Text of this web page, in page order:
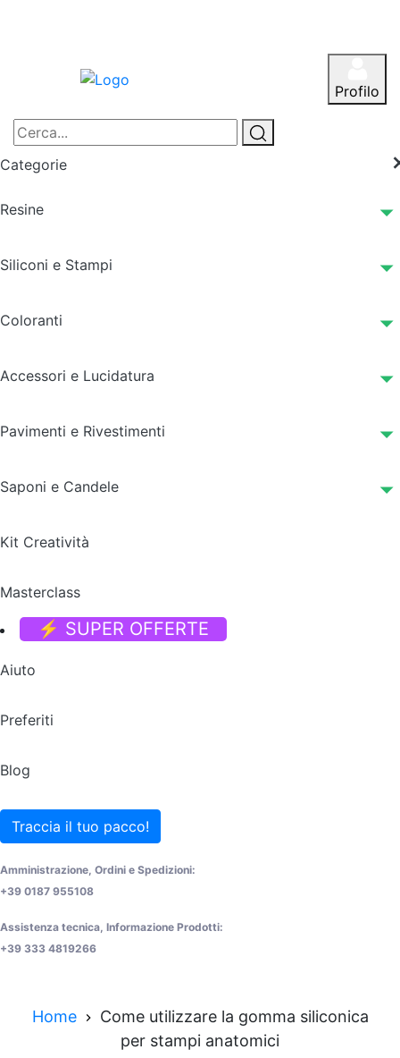
Profilo
Categorie
Resine
Siliconi e Stampi
Coloranti
Accessori e Lucidatura
Pavimenti e Rivestimenti
Saponi e Candele
Kit Creatività
Masterclass
⚡ SUPER OFFERTE
Aiuto
Preferiti
Blog
Traccia il tuo pacco!
Amministrazione, Ordini e Spedizioni:
+39 0187 955108
Assistenza tecnica, Informazione Prodotti:
+39 333 4819266
Home
Come utilizzare la gomma siliconica
per stampi anatomici